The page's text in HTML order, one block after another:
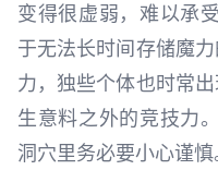
变得很虚弱，难以承
于无法长时间存储魔
力，独些个体也时常
生意料之外的竞技力
洞穴里务必要小心谨慎